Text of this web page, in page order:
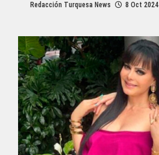
Redacción Turquesa News 8 Oct 2024